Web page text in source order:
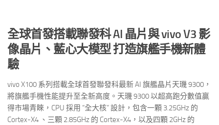
全球首發搭載聯發科 AI 晶片與 vivo V3 影
像晶片、藍心大模型 打造旗艦手機新體
驗
vivo X100 系列搭載全球首發聯發科最新 AI 旗艦晶片天璣 9300，
將旗艦手機性能提升至全新高度。天璣 9300 以超高跑分數值贏
得市場青睞，CPU 採用 “全大核” 設計，包含一顆 3.25GHz 的
Cortex-X4 、三顆 2.85GHz 的 Cortex-X4，以及四顆 2GHz 的